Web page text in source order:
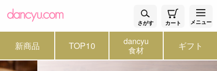
さがす カート メニュー
新商品 TOP10 dancyu
食材 ギフト